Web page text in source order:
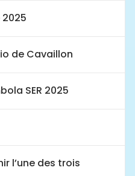
de Cavaillon
SER 2025
l’une des trois